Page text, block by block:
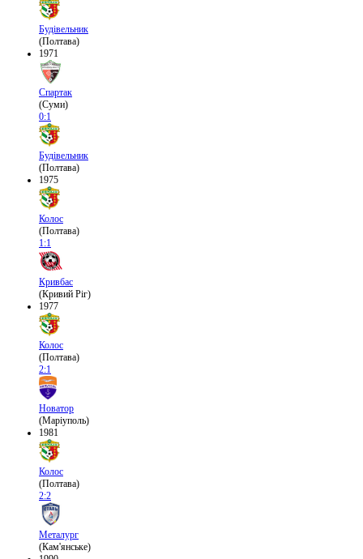
Будівельник
(Полтава)
1971
Спартак
(Суми)
0:1
Будівельник
(Полтава)
1975
Колос
(Полтава)
1:1
Кривбас
(Кривий Ріг)
1977
Колос
(Полтава)
2:1
Новатор
(Маріуполь)
1981
Колос
(Полтава)
2:2
Металург
(Кам'янське)